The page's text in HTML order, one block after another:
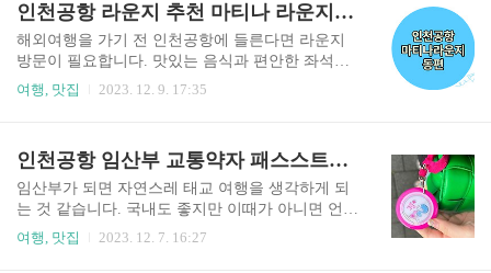
르막은 고소한 코코넛 밀크가 들어갔다는 특징이
있으며 고소하고 부드러운 풍미가 ..
할 수 있습니다. 해외 어떤 여행지를 가던지 트레블
월렛 카드 한 장이면 여행이 가능합니다. 다만 현지
마다 ATM 출금하는 방식이 다르기 때문에, 방법을
알고 가셔야 당황하지 않으실 수 있겠죠. 이번에는
말레이시아 코타키나발루에서 ATM기기 출금 하는
코타키나발루 공항에 도착을 했습니다. 출구로 나
와 왼쪽편에 편의점, 면세점, ..
인천공항 라운지 추천 마티나 라운지 동편 가격,할인방법,pp카드
해외여행을 가기 전 인천공항에 들른다면 라운지
방문이 필요합니다. 맛있는 음식과 편안한 좌석에
서 비행 탑승 시간을 기다린다면 여행의 시작이 더
지 : 마티나 라운지 동편 마티나 라운지는 인천공항
1터미널 서편과 동편, 그리고 인천공항 2 터미널 서
편과 동편에 자리 잡고 있습니다. 그중에서 1 터미
널 동편에 있는 마니타 라운지를 이용해 보았는데
요, 새로 리모델링해서 오픈한 곳이라 다른 라운지
여행, 맛집 2023. 12. 9. 17:35
인천공항 임산부 교통약자 패스스트랙 혜택받는법 후기
임산부가 되면 자연스레 태교 여행을 생각하게 되
는 것 같습니다. 국내도 좋지만 이때가 아니면 언제
또 해외로 여행을 갈까.. 막연한 마음으로 마지막이
여행, 맛집 2023. 12. 7. 16:27